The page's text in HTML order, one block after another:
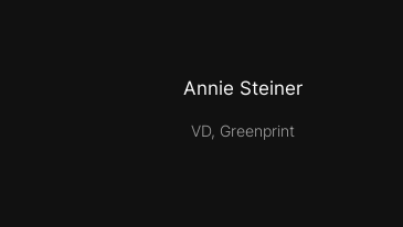
Annie Steiner
VD, Greenprint